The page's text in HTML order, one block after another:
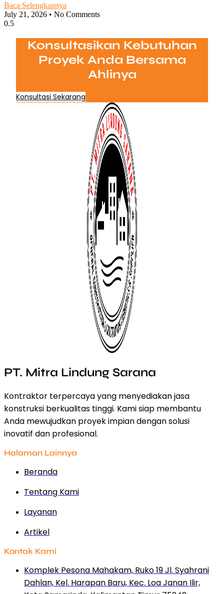
Baca Selengkapnya
July 21, 2026
No Comments
Konsultasikan Kebutuhan
Proyek Anda Bersama
Ahlinya
Konsultasi Sekarang
PT. Mitra Lindung Sarana
Kontraktor terpercaya yang menyediakan jasa
konstruksi berkualitas tinggi. Kami siap membantu
Anda mewujudkan proyek impian dengan solusi
inovatif dan profesional.
Halaman Lainnya
Beranda
Tentang Kami
Layanan
Artikel
Kontak Kami
Komplek Pesona Mahakam, Ruko 19 Jl. Syahrani
Dahlan, Kel. Harapan Baru, Kec. Loa Janan Ilir,